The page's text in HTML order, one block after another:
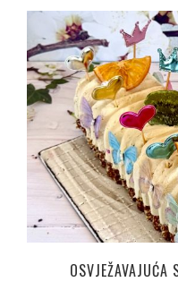
OSVJEŽAVAJUĆA